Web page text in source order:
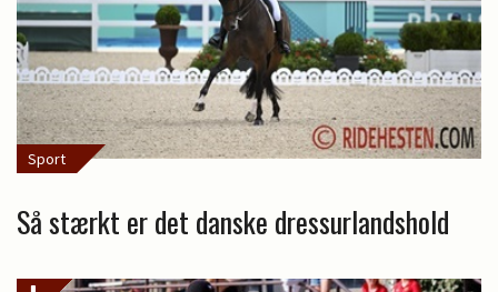
Sport
Så stærkt er det danske dressurlandshold